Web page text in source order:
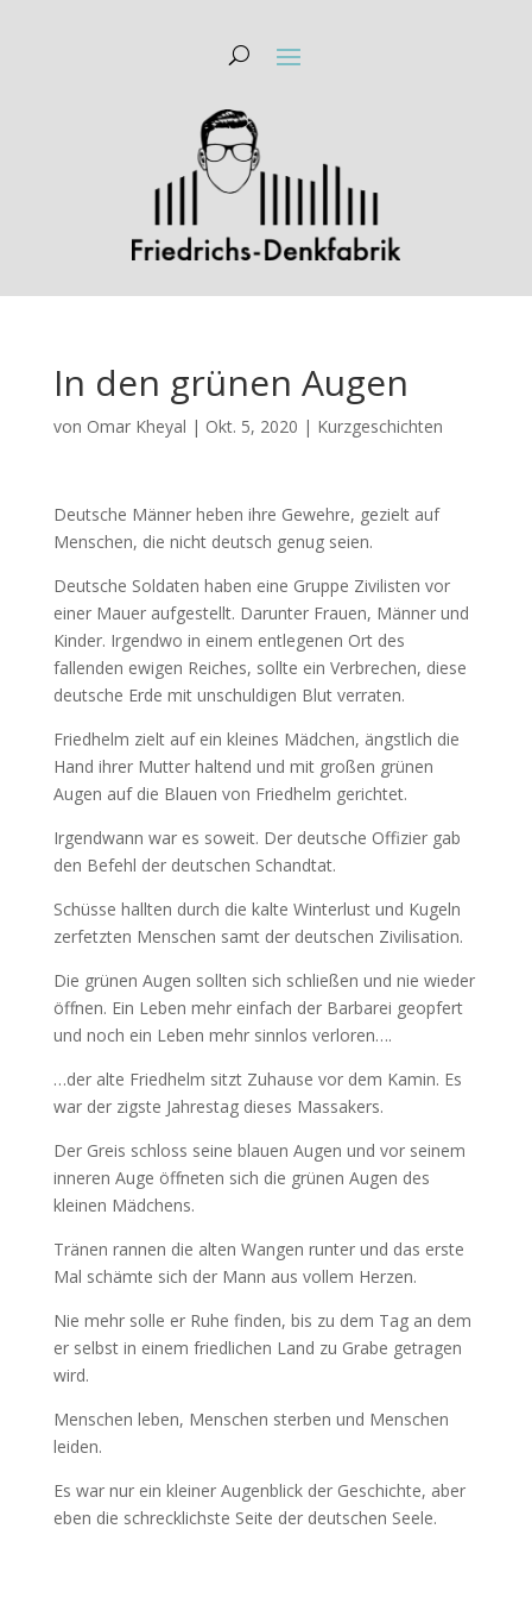
In den grünen Augen
von Omar Kheyal | Okt. 5, 2020 | Kurzgeschichten
Deutsche Männer heben ihre Gewehre, gezielt auf
Menschen, die nicht deutsch genug seien.
Deutsche Soldaten haben eine Gruppe Zivilisten vor
einer Mauer aufgestellt. Darunter Frauen, Männer und
Kinder. Irgendwo in einem entlegenen Ort des
fallenden ewigen Reiches, sollte ein Verbrechen, diese
deutsche Erde mit unschuldigen Blut verraten.
Friedhelm zielt auf ein kleines Mädchen, ängstlich die
Hand ihrer Mutter haltend und mit großen grünen
Augen auf die Blauen von Friedhelm gerichtet.
Irgendwann war es soweit. Der deutsche Offizier gab
den Befehl der deutschen Schandtat.
Schüsse hallten durch die kalte Winterlust und Kugeln
zerfetzten Menschen samt der deutschen Zivilisation.
Die grünen Augen sollten sich schließen und nie wieder
öffnen. Ein Leben mehr einfach der Barbarei geopfert
und noch ein Leben mehr sinnlos verloren….
…der alte Friedhelm sitzt Zuhause vor dem Kamin. Es
war der zigste Jahrestag dieses Massakers.
Der Greis schloss seine blauen Augen und vor seinem
inneren Auge öffneten sich die grünen Augen des
kleinen Mädchens.
Tränen rannen die alten Wangen runter und das erste
Mal schämte sich der Mann aus vollem Herzen.
Nie mehr solle er Ruhe finden, bis zu dem Tag an dem
er selbst in einem friedlichen Land zu Grabe getragen
wird.
Menschen leben, Menschen sterben und Menschen
leiden.
Es war nur ein kleiner Augenblick der Geschichte, aber
eben die schrecklichste Seite der deutschen Seele.